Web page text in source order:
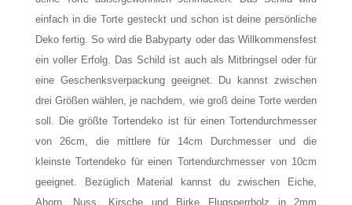
einfach in die Torte gesteckt und schon ist deine persönliche
Deko fertig. So wird die Babyparty oder das Willkommensfest
ein voller Erfolg. Das Schild ist auch als Mitbringsel oder für
eine Geschenksverpackung geeignet. Du kannst zwischen
drei Größen wählen, je nachdem, wie groß deine Torte werden
soll. Die größte Tortendeko ist für einen Tortendurchmesser
von 26cm, die mittlere für 14cm Durchmesser und die
kleinste Tortendeko für einen Tortendurchmesser von 10cm
geeignet. Bezüglich Material kannst du zwischen Eiche,
Ahorn, Nuss, Kirsche und Birke Flugsperrholz in 2mm